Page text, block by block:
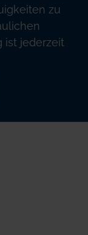
zu
ist jederzeit